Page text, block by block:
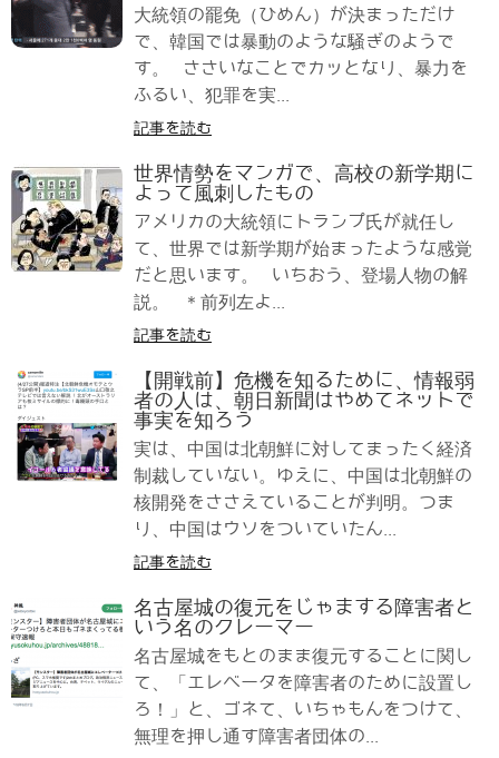
大統領の罷免（ひめん）が決まっただけ
で、韓国では暴動のような騒ぎのようで
す。 ささいなことでカッとなり、暴力を
ふるい、犯罪を実...
記事を読む
世界情勢をマンガで、高校の新学期に
よって風刺したもの
アメリカの大統領にトランプ氏が就任し
て、世界では新学期が始まったような感覚
だと思います。 いちおう、登場人物の解
説。 ＊前列左よ...
記事を読む
【開戦前】危機を知るために、情報弱
者の人は、朝日新聞はやめてネットで
事実を知ろう
実は、中国は北朝鮮に対してまったく経済
制裁していない。ゆえに、中国は北朝鮮の
核開発をささえていることが判明。つま
り、中国はウソをついていたん...
記事を読む
名古屋城の復元をじゃまする障害者と
いう名のクレーマー
名古屋城をもとのまま復元することに関し
て、「エレベータを障害者のために設置し
ろ！」と、ゴネて、いちゃもんをつけて、
無理を押し通す障害者団体の...